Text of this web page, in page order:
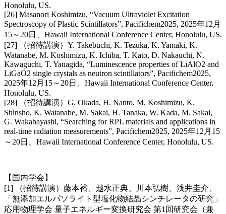
Honolulu, US.
[26] Masanori Koshimizu, “Vacuum Ultraviolet Excitation
Spectroscopy of Plastic Scintillators”, Pacifichem2025, 2025年12月
15～20日、Hawaii International Conference Center, Honolulu, US.
[27] （招待講演）Y. Takebuchi, K. Tezuka, K. Yamaki, K.
Watanabe, M. Koshimizu, K. Ichiba, T. Kato, D. Nakauchi, N.
Kawaguchi, T. Yanagida, “Luminescence properties of LiAlO2 and
LiGaO2 single crystals as neutron scintillators”, Pacifichem2025,
2025年12月15～20日、Hawaii International Conference Center,
Honolulu, US.
[28] （招待講演）G. Okada, H. Nanto, M. Koshimizu, K.
Shinsho, K. Watanabe, M. Sakai, H. Tanaka, W. Kada, M. Sakai,
G. Wakabayashi, “Searching for RPL materials and applications in
real-time radiation measurements”, Pacifichem2025, 2025年12月15
～20日、Hawaii International Conference Center, Honolulu, US.
【国内学会】
[1] （招待講演）藤本裕、越水正典、川本弘樹、浅井圭介、
「無添加エルパソライト型塩化物結晶シンチレータの研究」
応用物理学会 量子エネルギー変換研究会 第1回研究会（兼